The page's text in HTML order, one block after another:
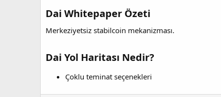
Dai Whitepaper Özeti
Merkeziyetsiz stabilcoin mekanizması.
Dai Yol Haritası Nedir?
Çoklu teminat seçenekleri